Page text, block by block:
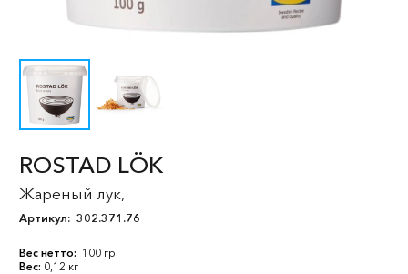
ROSTAD LÖK
Жареный лук,
Артикул: 302.371.76
Вес нетто: 100 гр
Вес: 0,12 кг